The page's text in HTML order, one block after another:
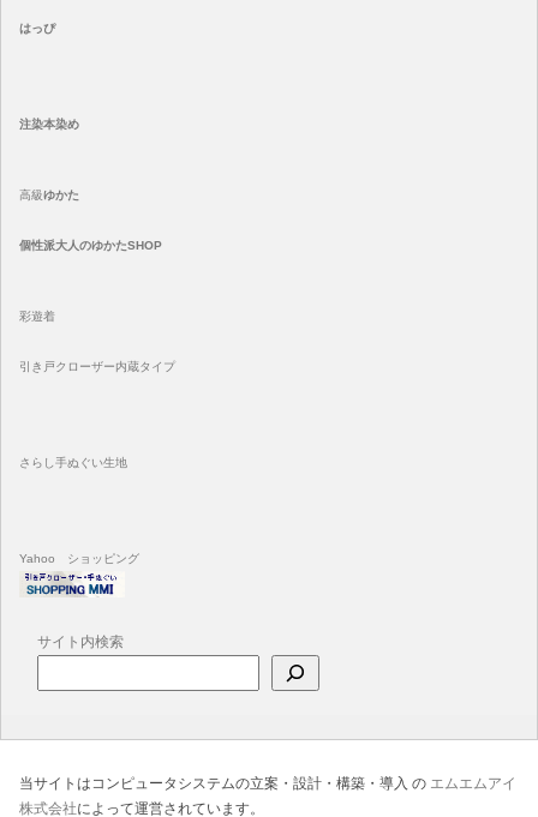
はっぴ
注染本染め
高級ゆかた
個性派大人のゆかたSHOP
彩遊着
引き戸クローザー内蔵タイプ
さらし手ぬぐい生地
Yahoo ショッピング
サイト内検索
当サイトはコンピュータシステムの立案・設計・構築・導入 の エムエムアイ
株式会社によって運営されています。